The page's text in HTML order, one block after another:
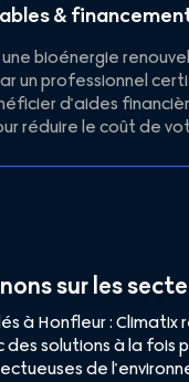
&
bioénergie
un professionnel
d’aides
réduire le coût de
sur les
à Honfleur : Climatix
des solutions à la fois
de